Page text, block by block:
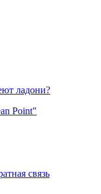
ладони?
Point"
связь